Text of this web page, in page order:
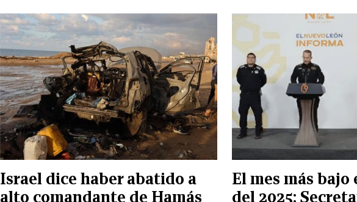
Israel dice haber abatido a
alto comandante de Hamás
El mes más bajo
del 2025: